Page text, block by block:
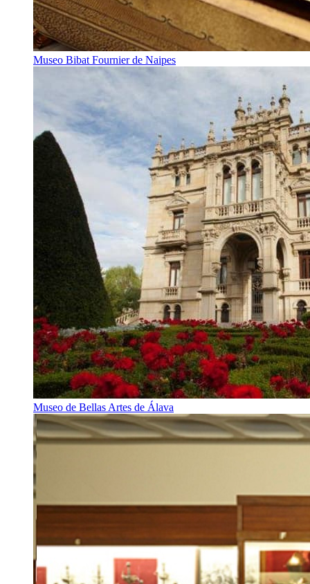
Museo Bibat Fournier de Naipes
Museo de Bellas Artes de Álava